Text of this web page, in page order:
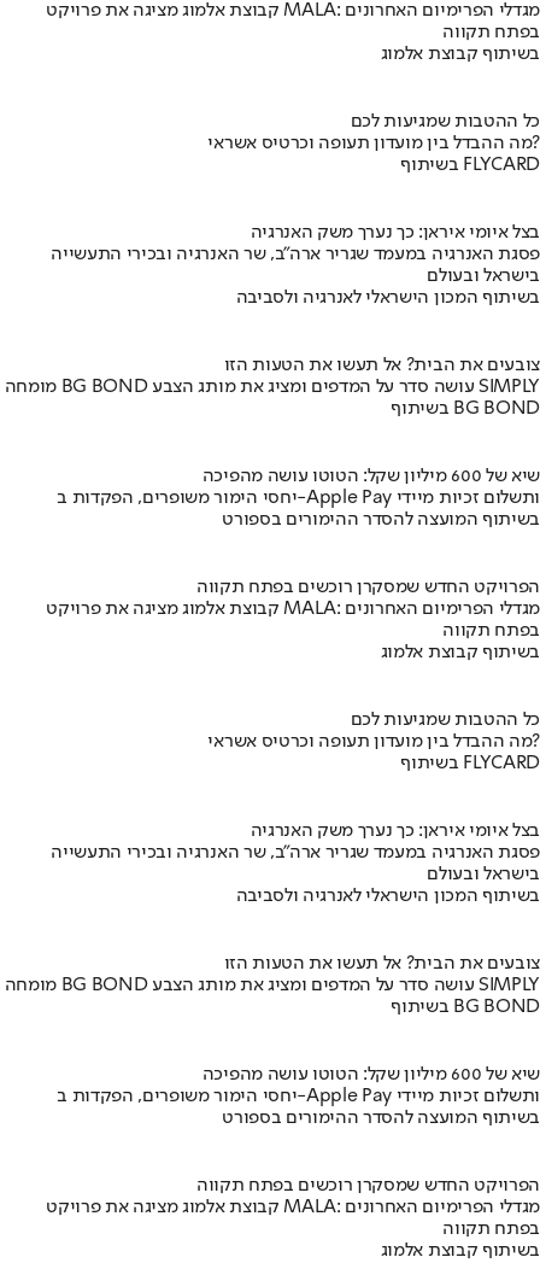
קבוצת אלמוג מציגה את פרויקט MALA: מגדלי הפרימיום האחרונים
בפתח תקווה
בשיתוף קבוצת אלמוג
כל ההטבות שמגיעות לכם
מה ההבדל בין מועדון תעופה וכרטיס אשראי?
בשיתוף FLYCARD
בצל איומי איראן: כך נערך משק האנרגיה
פסגת האנרגיה במעמד שגריר ארה"ב, שר האנרגיה ובכירי התעשייה
בישראל ובעולם
בשיתוף המכון הישראלי לאנרגיה ולסביבה
צובעים את הבית? אל תעשו את הטעות הזו
מומחה BG BOND עושה סדר על המדפים ומציג את מותג הצבע SIMPLY
בשיתוף BG BOND
שיא של 600 מיליון שקל: הטוטו עושה מהפיכה
יחסי הימור משופרים, הפקדות ב-Apple Pay ותשלום זכיות מיידי
בשיתוף המועצה להסדר ההימורים בספורט
הפרויקט החדש שמסקרן רוכשים בפתח תקווה
קבוצת אלמוג מציגה את פרויקט MALA: מגדלי הפרימיום האחרונים
בפתח תקווה
בשיתוף קבוצת אלמוג
כל ההטבות שמגיעות לכם
מה ההבדל בין מועדון תעופה וכרטיס אשראי?
בשיתוף FLYCARD
בצל איומי איראן: כך נערך משק האנרגיה
פסגת האנרגיה במעמד שגריר ארה"ב, שר האנרגיה ובכירי התעשייה
בישראל ובעולם
בשיתוף המכון הישראלי לאנרגיה ולסביבה
צובעים את הבית? אל תעשו את הטעות הזו
מומחה BG BOND עושה סדר על המדפים ומציג את מותג הצבע SIMPLY
בשיתוף BG BOND
שיא של 600 מיליון שקל: הטוטו עושה מהפיכה
יחסי הימור משופרים, הפקדות ב-Apple Pay ותשלום זכיות מיידי
בשיתוף המועצה להסדר ההימורים בספורט
הפרויקט החדש שמסקרן רוכשים בפתח תקווה
קבוצת אלמוג מציגה את פרויקט MALA: מגדלי הפרימיום האחרונים
בפתח תקווה
בשיתוף קבוצת אלמוג